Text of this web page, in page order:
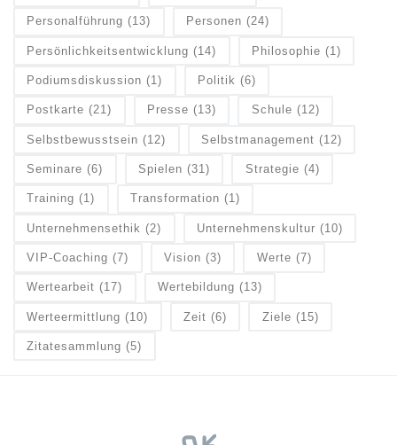
Personalführung (13) Personen (24)
Persönlichkeitsentwicklung (14) Philosophie (1)
Podiumsdiskussion (1) Politik (6)
Postkarte (21) Presse (13) Schule (12)
Selbstbewusstsein (12) Selbstmanagement (12)
Seminare (6) Spielen (31) Strategie (4)
Training (1) Transformation (1)
Unternehmensethik (2) Unternehmenskultur (10)
VIP-Coaching (7) Vision (3) Werte (7)
Wertearbeit (17) Wertebildung (13)
Werteermittlung (10) Zeit (6) Ziele (15)
Zitatesammlung (5)